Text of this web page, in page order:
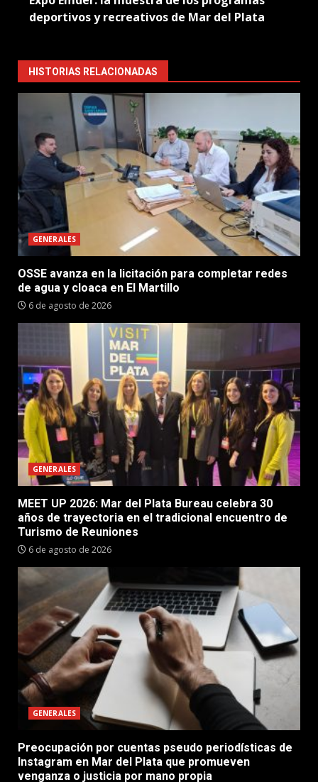
deportivos y recreativos de Mar del Plata
HISTORIAS RELACIONADAS
GENERALES
OSSE avanza en la licitación para completar redes
de agua y cloaca en El Martillo
6 de agosto de 2026
GENERALES
MEET UP 2026: Mar del Plata Bureau celebra 30
años de trayectoria en el tradicional encuentro de
Turismo de Reuniones
6 de agosto de 2026
GENERALES
Preocupación por cuentas pseudo periodísticas de
Instagram en Mar del Plata que promueven
venganza o justicia por mano propia